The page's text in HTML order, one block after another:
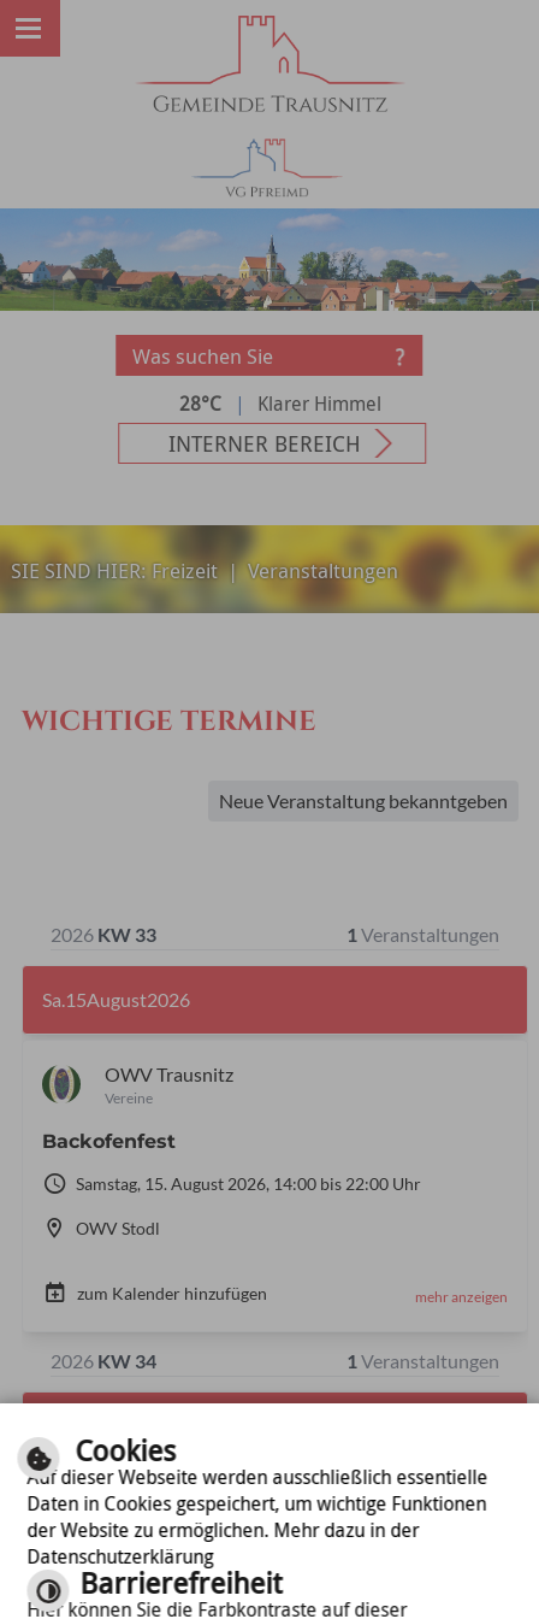
28°C | Klarer Himmel
INTERNER BEREICH
SIE SIND HIER:Freizeit| Veranstaltungen
WICHTIGE TERMINE
Cookies
Auf dieser Webseite werden ausschließlich essentielle
Daten in Cookies gespeichert, um wichtige Funktionen
der Website zu ermöglichen. Mehr dazu in der
Datenschutzerklärung
Barrierefreiheit
Hier können Sie die Farbkontraste auf dieser